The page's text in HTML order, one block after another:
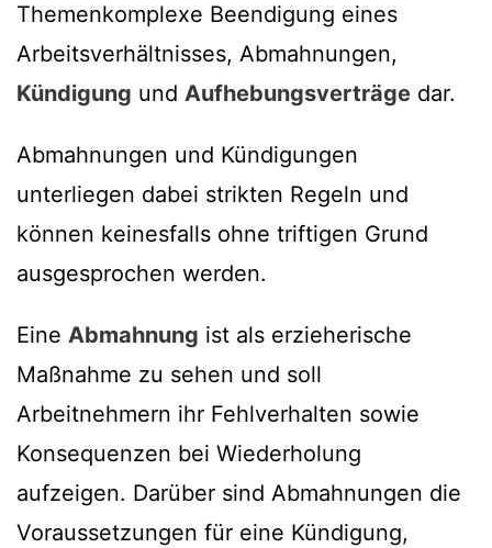
Themenkomplexe Beendigung eines
Arbeitsverhältnisses, Abmahnungen,
Kündigung und Aufhebungsverträge dar.
Abmahnungen und Kündigungen
unterliegen dabei strikten Regeln und
können keinesfalls ohne triftigen Grund
ausgesprochen werden.
Eine Abmahnung ist als erzieherische
Maßnahme zu sehen und soll
Arbeitnehmern ihr Fehlverhalten sowie
Konsequenzen bei Wiederholung
aufzeigen. Darüber sind Abmahnungen die
Voraussetzungen für eine Kündigung,